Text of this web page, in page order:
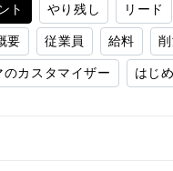
ト やり残し リード
要 従業員 給料
のカスタマイザー はじ